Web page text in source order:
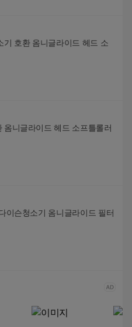
기 호환 옴니글라이드 헤드 소
옴니글라이드 헤드 소프틀롤러
이슨청소기 옴니글라이드 필터